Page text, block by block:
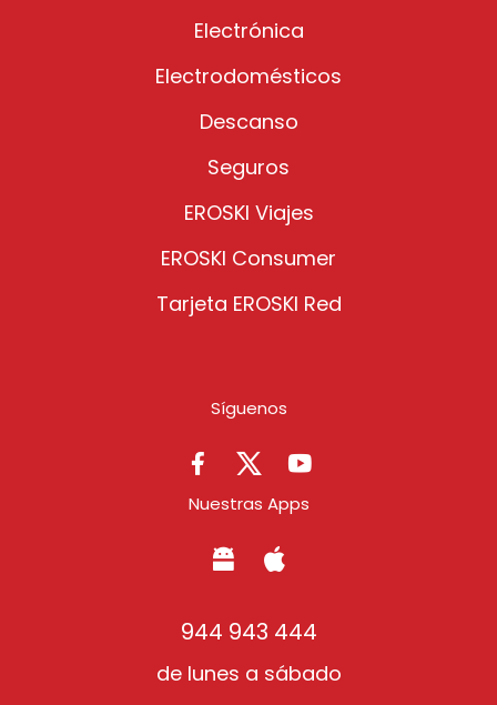
Electrónica
Electrodomésticos
Descanso
Seguros
EROSKI Viajes
EROSKI Consumer
Tarjeta EROSKI Red
Síguenos
Nuestras Apps
944 943 444
de lunes a sábado